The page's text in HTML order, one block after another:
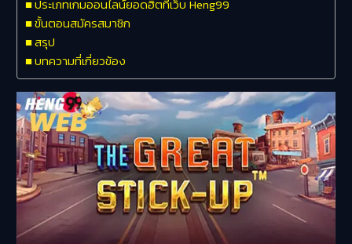
ประเภทเกมออนไลน์ยอดฮิตที่เว็บ Heng99
ขั้นตอนสมัครสมาชิก
สรุป
บทความที่เกี่ยวข้อง